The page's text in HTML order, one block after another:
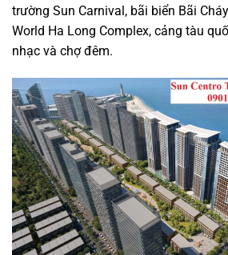
trường Sun Carnival, bãi biển Bãi
World Ha Long Complex, cảng tàu
nhạc và chợ đêm.